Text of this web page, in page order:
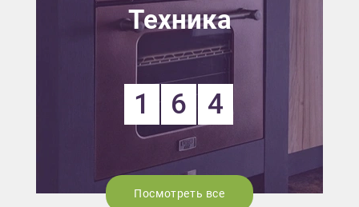
Техника
1 6 4
Посмотреть все